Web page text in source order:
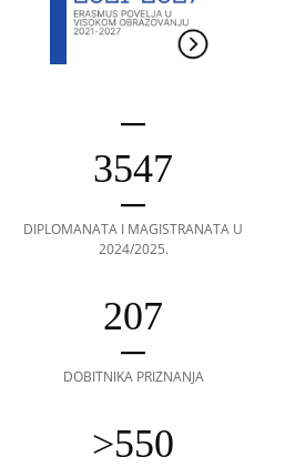
3547
DIPLOMANATA I MAGISTRANATA U
2024/2025.
207
DOBITNIKA PRIZNANJA
>550